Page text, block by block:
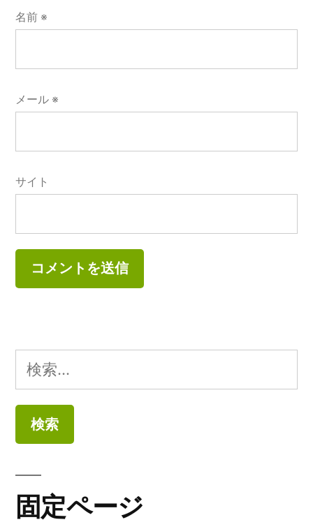
名前 ※
メール ※
サイト
検
索:
固定ページ